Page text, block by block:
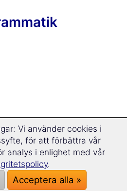
Vi använder cookies i
för att förbättra vår
analys i enlighet med vår
.
Acceptera alla »